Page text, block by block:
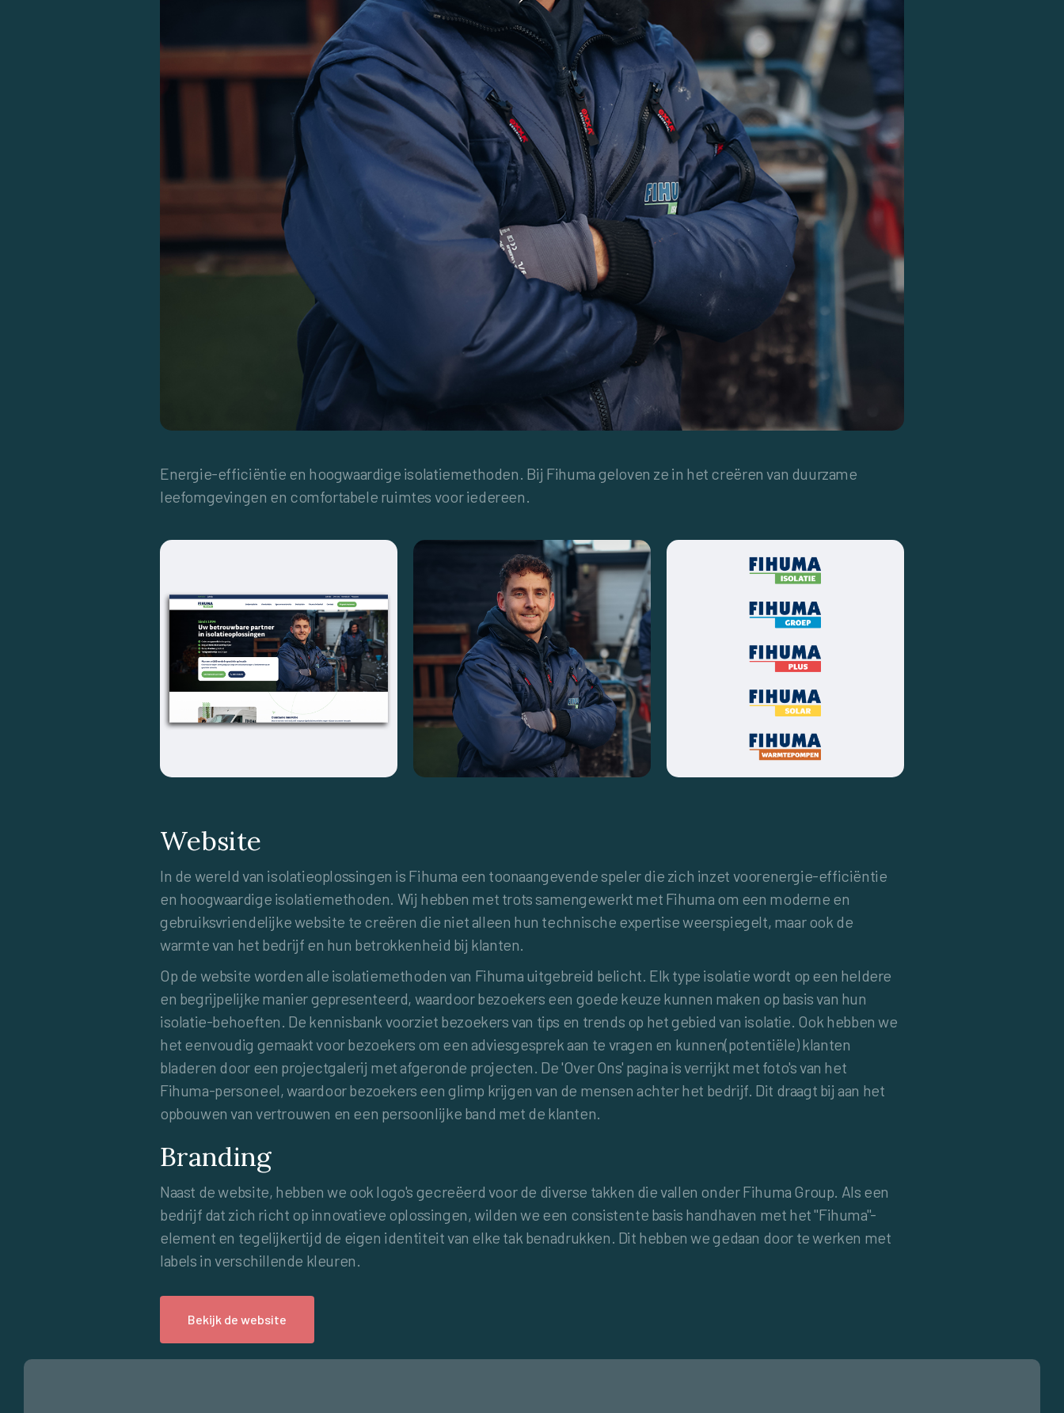
Energie-efficiëntie en hoogwaardige isolatiemethoden. Bij Fihuma geloven ze in het creëren van duurzame
leefomgevingen en comfortabele ruimtes voor iedereen.
Website
In de wereld van isolatieoplossingen is Fihuma een toonaangevende speler die zich inzet voorenergie-efficiëntie
en hoogwaardige isolatiemethoden. Wij hebben met trots samengewerkt met Fihuma om een moderne en
gebruiksvriendelijke website te creëren die niet alleen hun technische expertise weerspiegelt, maar ook de
warmte van het bedrijf en hun betrokkenheid bij klanten.
Op de website worden alle isolatiemethoden van Fihuma uitgebreid belicht. Elk type isolatie wordt op een heldere
en begrijpelijke manier gepresenteerd, waardoor bezoekers een goede keuze kunnen maken op basis van hun
isolatie-behoeften. De kennisbank voorziet bezoekers van tips en trends op het gebied van isolatie. Ook hebben we
het eenvoudig gemaakt voor bezoekers om een adviesgesprek aan te vragen en kunnen(potentiële) klanten
bladeren door een projectgalerij met afgeronde projecten. De 'Over Ons' pagina is verrijkt met foto's van het
Fihuma-personeel, waardoor bezoekers een glimp krijgen van de mensen achter het bedrijf. Dit draagt bij aan het
opbouwen van vertrouwen en een persoonlijke band met de klanten.
Branding
Naast de website, hebben we ook logo's gecreëerd voor de diverse takken die vallen onder Fihuma Group. Als een
bedrijf dat zich richt op innovatieve oplossingen, wilden we een consistente basis handhaven met het "Fihuma"-
element en tegelijkertijd de eigen identiteit van elke tak benadrukken. Dit hebben we gedaan door te werken met
labels in verschillende kleuren.
Bekijk de website